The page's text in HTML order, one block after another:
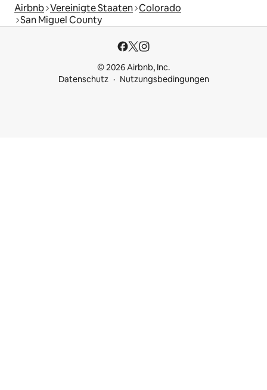
Airbnb Vereinigte Staaten Colorado
San Miguel County
© 2026 Airbnb, Inc.
Datenschutz
Nutzungsbedingungen